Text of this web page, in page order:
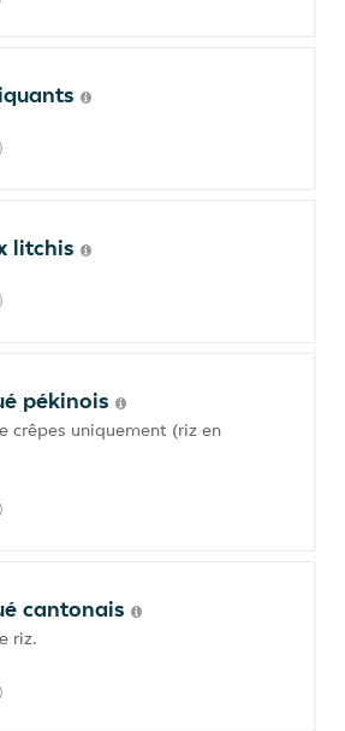
litchis
pékinois
crêpes uniquement (riz en
cantonais
riz.